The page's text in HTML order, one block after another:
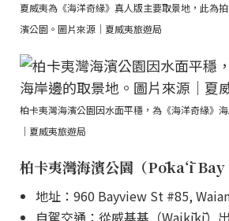
夏威夷為《海洋奇緣》真人版主要取景地，此為
濱公園。圖片來源｜夏威夷旅遊局
柏卡夷灣海濱公園因水面平穩，為《海洋奇緣》
｜夏威夷旅遊局
柏卡夷灣海濱公園（Pōkaʻī
地址：960 Bayview St #85,
自駕交通：從威基基（Waikīkī）